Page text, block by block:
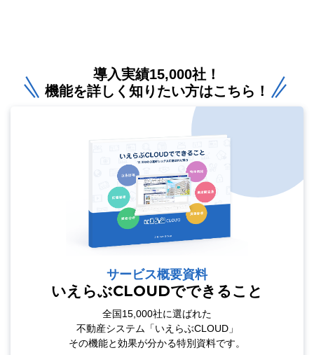
導入実績15,000社！
機能を詳しく知りたい方はこちら！
サービス概要資料
いえらぶCLOUDでできること
全国15,000社に選ばれた
不動産システム「いえらぶCLOUD」
その機能と効果が分かる特別資料です。